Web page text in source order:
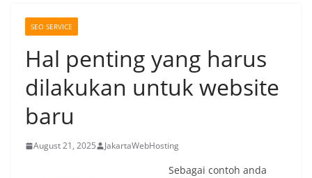
SEO SERVICE
Hal penting yang harus
dilakukan untuk website
baru
August 21, 2025 JakartaWebHosting
Sebagai contoh anda